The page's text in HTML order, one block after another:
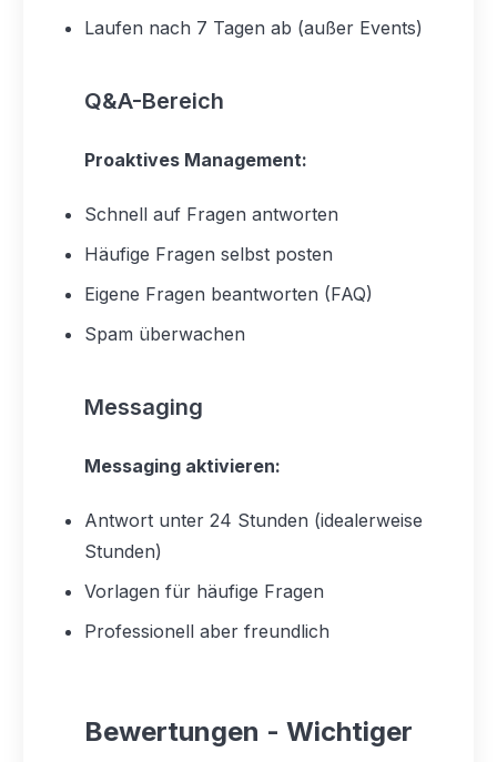
Laufen nach 7 Tagen ab (außer Events)
Q&A-Bereich
Proaktives Management:
Schnell auf Fragen antworten
Häufige Fragen selbst posten
Eigene Fragen beantworten (FAQ)
Spam überwachen
Messaging
Messaging aktivieren:
Antwort unter 24 Stunden (idealerweise
Stunden)
Vorlagen für häufige Fragen
Professionell aber freundlich
Bewertungen - Wichtiger